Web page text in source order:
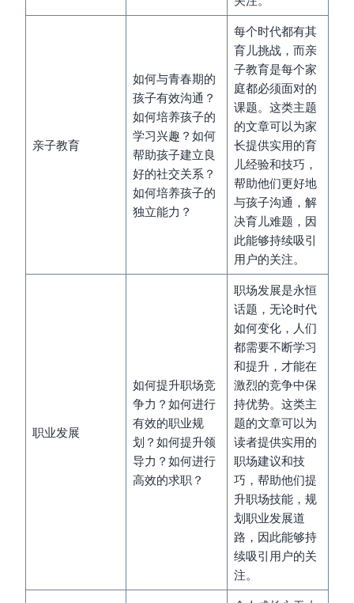
亲子教育
如何与青春期的
孩子有效沟通？
如何培养孩子的
学习兴趣？如何
帮助孩子建立良
好的社交关系？
如何培养孩子的
独立能力？
每个时代都有其
育儿挑战，而亲
子教育是每个家
庭都必须面对的
课题。这类主题
的文章可以为家
长提供实用的育
儿经验和技巧，
帮助他们更好地
与孩子沟通，解
决育儿难题，因
此能够持续吸引
用户的关注。
职业发展
如何提升职场竞
争力？如何进行
有效的职业规
划？如何提升领
导力？如何进行
高效的求职？
职场发展是永恒
话题，无论时代
如何变化，人们
都需要不断学习
和提升，才能在
激烈的竞争中保
持优势。这类主
题的文章可以为
读者提供实用的
职场建议和技
巧，帮助他们提
升职场技能，规
划职业发展道
路，因此能够持
续吸引用户的关
注。